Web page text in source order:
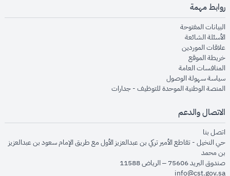
روابط مهمة
البيانات المفتوحةopens in new window
الأسئلة الشائعةopens in new window
علاقات الموردينopens in new window
خريطة الموقعopens in new window
المنافسات العامةopens in new window
سياسة سهولة الوصولopens in new window
المنصة الوطنية الموحدة للتوظيف - جداراتopens in new window
الاتصال والدعم
اتصل بنا
حي النخيل - تقاطع الأمير تركي بن عبدالعزيز الأول مع طريق الإمام سعود بن عبدالعزيز
بن محمد
صندوق البريد 75606 – الرياض 11588
info@cst.gov.sa